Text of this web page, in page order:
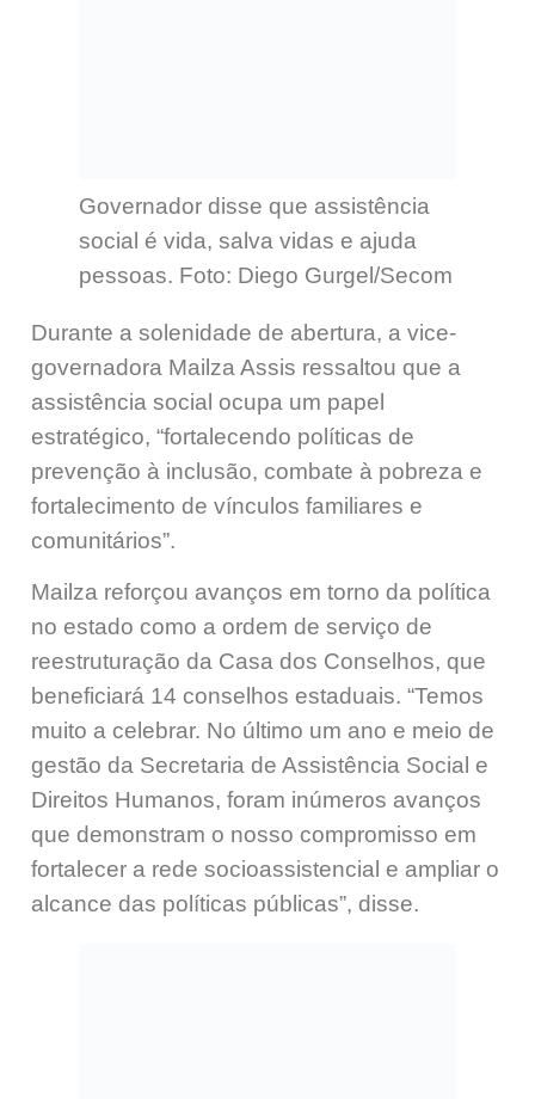
Governador disse que assistência
social é vida, salva vidas e ajuda
pessoas. Foto: Diego Gurgel/Secom
Durante a solenidade de abertura, a vice-
governadora Mailza Assis ressaltou que a
assistência social ocupa um papel
estratégico, “fortalecendo políticas de
prevenção à inclusão, combate à pobreza e
fortalecimento de vínculos familiares e
comunitários”.
Mailza reforçou avanços em torno da política
no estado como a ordem de serviço de
reestruturação da Casa dos Conselhos, que
beneficiará 14 conselhos estaduais. “Temos
muito a celebrar. No último um ano e meio de
gestão da Secretaria de Assistência Social e
Direitos Humanos, foram inúmeros avanços
que demonstram o nosso compromisso em
fortalecer a rede socioassistencial e ampliar o
alcance das políticas públicas”, disse.